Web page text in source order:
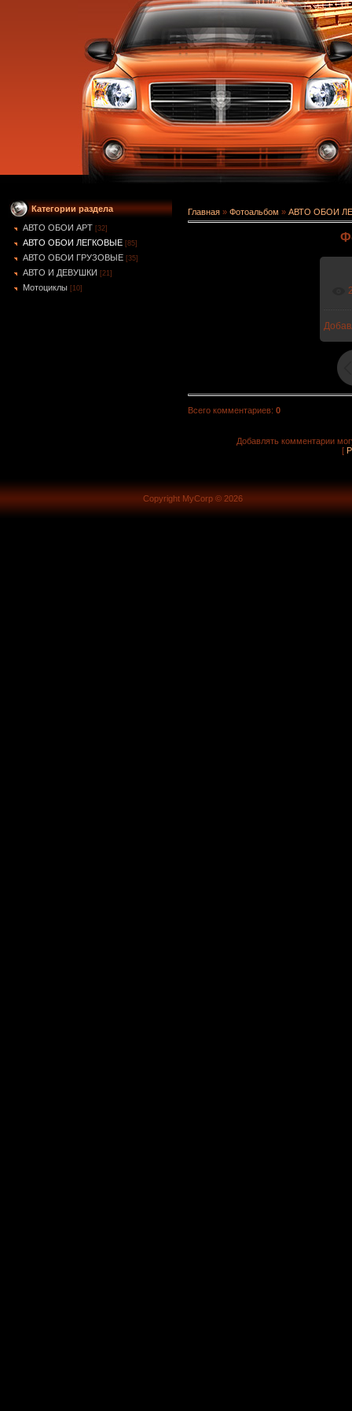
Категории раздела
АВТО ОБОИ АРТ [32]
АВТО ОБОИ ЛЕГКОВЫЕ [85]
АВТО ОБОИ ГРУЗОВЫЕ [35]
АВТО И ДЕВУШКИ [21]
Мотоциклы [10]
Главная » Фотоальбом » АВТО ОБОИ
Всего комментариев: 0
Добавлять комментарии
[
Copyright MyCorp © 2026